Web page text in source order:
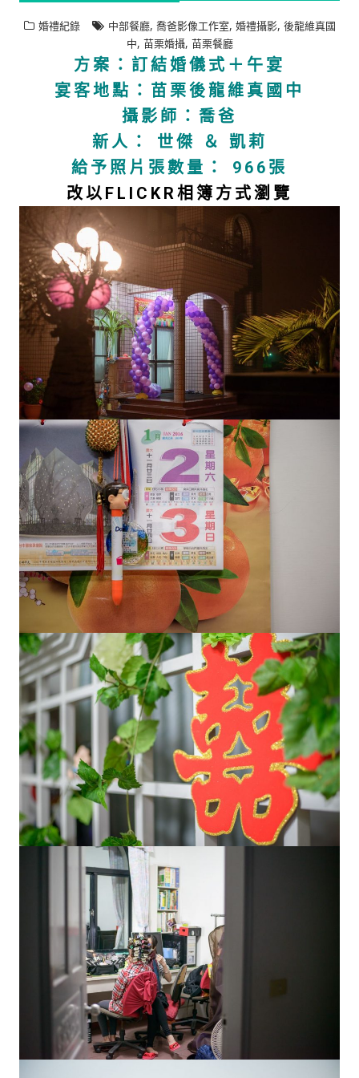
婚禮紀錄 中部餐廳, 喬爸影像工作室, 婚禮攝影, 後龍維真國
中, 苗栗婚攝, 苗栗餐廳
方案：訂結婚儀式＋午宴
宴客地點：苗栗後龍維真國中
攝影師：喬爸
新人： 世傑 ＆ 凱莉
給予照片張數量： 966張
改以FLICKR相簿方式瀏覽